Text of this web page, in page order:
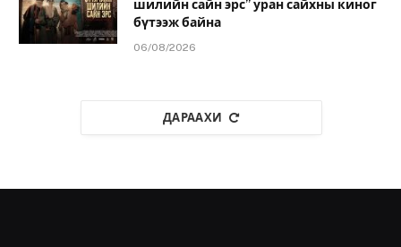
шилийн сайн эрс” уран сайхны киног
бүтээж байна
06/08/2026
ДАРААХИ